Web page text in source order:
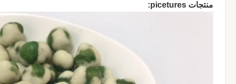
منتجات picetures: